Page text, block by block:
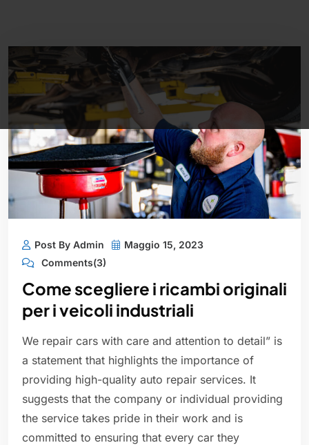
Post By Admin
Maggio 15, 2023
Comments(3)
Come scegliere i ricambi originali
per i veicoli industriali
We repair cars with care and attention to detail” is
a statement that highlights the importance of
providing high-quality auto repair services. It
suggests that the company or individual providing
the service takes pride in their work and is
committed to ensuring that every car they